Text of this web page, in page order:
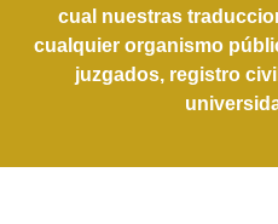
cual nuestras
cualquier organismo
juzgados, registro